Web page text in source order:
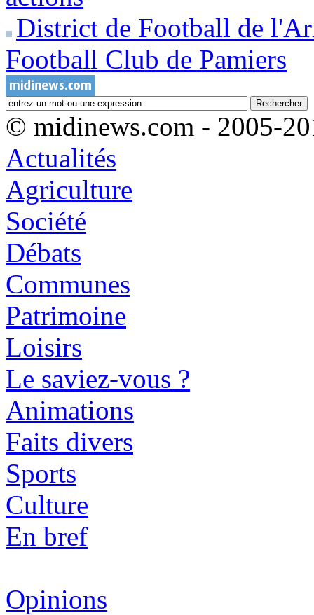
District de Football de
Football Club de Pamiers
© midinews.com - 2005-
Actualités
Agriculture
Société
Débats
Communes
Patrimoine
Loisirs
Le saviez-vous ?
Animations
Faits divers
Sports
Culture
En bref
Opinions